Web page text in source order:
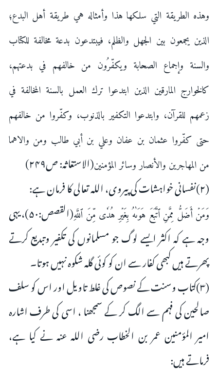
وهذه ‌الطريقة ‌التي ‌سلكها هذا وأمثاله هي طريقة أهل البدع؛
الذين يجمعون بين الجهل والظلم، فيبتدعون بدعة مخالفة للكتاب
والسنة وإجماع الصحابة ويكفّرُون من خالفهم في بدعتهم،
كالخوارج المارقين الذين ابتدعوا ترك العمل بالسنة المخالفة في
زعمهم للقرآن، وابتدعوا التكفير بالذنوب، وكفّروا من خالفهم
حتى كفّروا عثمان بن عفان وعلي بن أبي طالب ومن والاهما
من المهاجرين والأنصار وسائر المؤمنين(الاستغاثہ: ص۲۴۹)
(۲)نفسانی خواہشات کی پیروی، اللہ تعالی کا فرمان ہے:
وَمَنۡ ‌أَضَلُّ ‌مِمَّنِ ٱتَّبَعَ هَوَىٰهُ بِغَيۡرِ هُدٗى مِّنَ ٱللَّهِ
(القصص:۵۰)، یہی
وجہ ہے کہ اکثر ایسے لوگ جو مسلمانوں کی تکفیر وتبدیع کرتے
پھرتے ہیں کبھی کفار سے ان کو کوئی گلہ شکوہ نہیں ہوتا۔
(۳)کتاب وسنت کے نصوص کی غلط تاویل اور اس کو سلف
صالحین کی فہم سے الگ کر کے سمجھنا ، اسی کی طرف اشارہ
امیر المؤمنین عمر بن الخطاب رضی اللہ عنہ نے کیا ہے،
فرماتے ہیں: